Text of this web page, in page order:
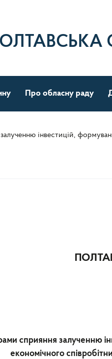
Про обласну раду
інвестицій,
сприяння залученню
економічного